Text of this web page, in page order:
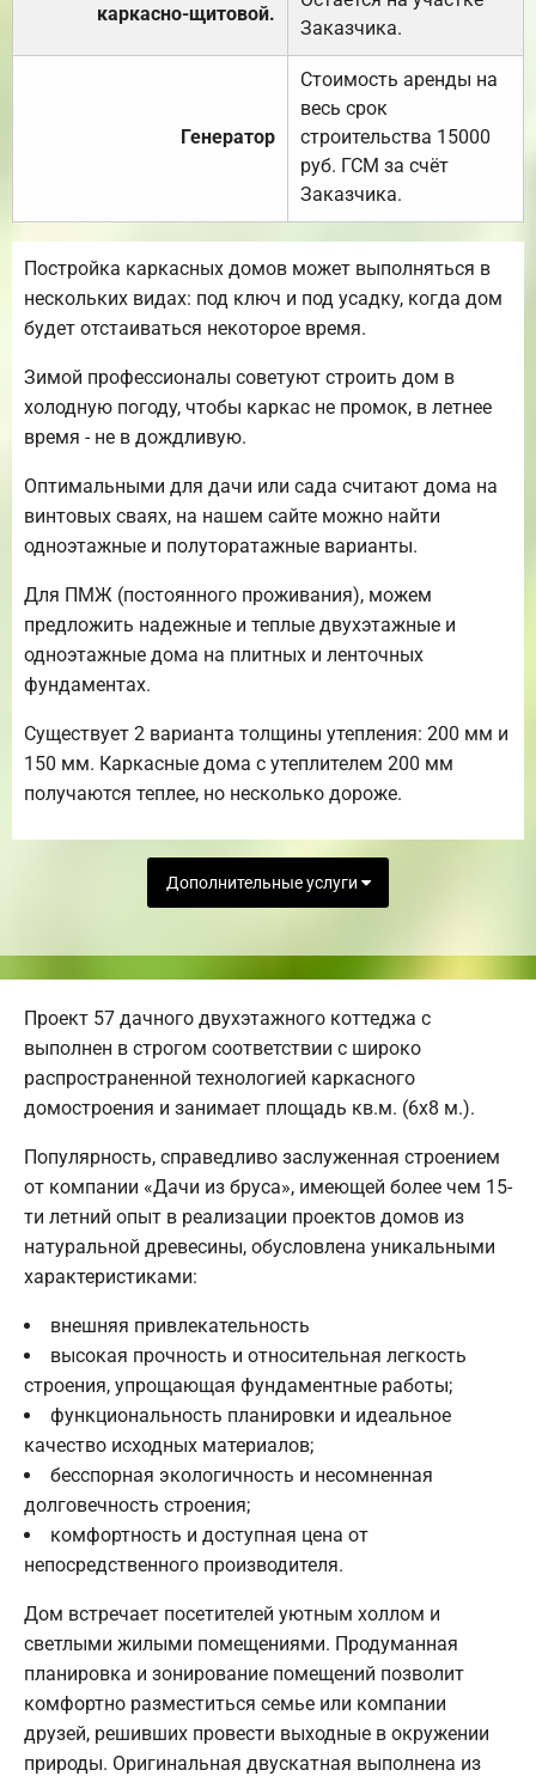
каркасно-щитовой.
Заказчика.
Генератор
Стоимость аренды на
весь срок
строительства 15000
руб. ГСМ за счёт
Заказчика.
Постройка каркасных домов может выполняться в
нескольких видах: под ключ и под усадку, когда дом
будет отстаиваться некоторое время.
Зимой профессионалы советуют строить дом в
холодную погоду, чтобы каркас не промок, в летнее
время - не в дождливую.
Оптимальными для дачи или сада считают дома на
винтовых сваях, на нашем сайте можно найти
одноэтажные и полуторатажные варианты.
Для ПМЖ (постоянного проживания), можем
предложить надежные и теплые двухэтажные и
одноэтажные дома на плитных и ленточных
фундаментах.
Существует 2 варианта толщины утепления: 200 мм и
150 мм. Каркасные дома с утеплителем 200 мм
получаются теплее, но несколько дороже.
Дополнительные услуги
Проект 57 дачного двухэтажного коттеджа с
выполнен в строгом соответствии с широко
распространенной технологией каркасного
домостроения и занимает площадь кв.м. (6х8 м.).
Популярность, справедливо заслуженная строением
от компании «Дачи из бруса», имеющей более чем 15-
ти летний опыт в реализации проектов домов из
натуральной древесины, обусловлена уникальными
характеристиками:
внешняя привлекательность
высокая прочность и относительная легкость
строения, упрощающая фундаментные работы;
функциональность планировки и идеальное
качество исходных материалов;
бесспорная экологичность и несомненная
долговечность строения;
комфортность и доступная цена от
непосредственного производителя.
Дом встречает посетителей уютным холлом и
светлыми жилыми помещениями. Продуманная
планировка и зонирование помещений позволит
комфортно разместиться семье или компании
друзей, решивших провести выходные в окружении
природы. Оригинальная двускатная выполнена из